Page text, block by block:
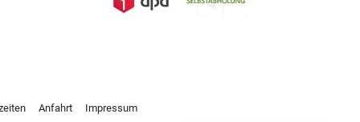
Anfahrt Impressum